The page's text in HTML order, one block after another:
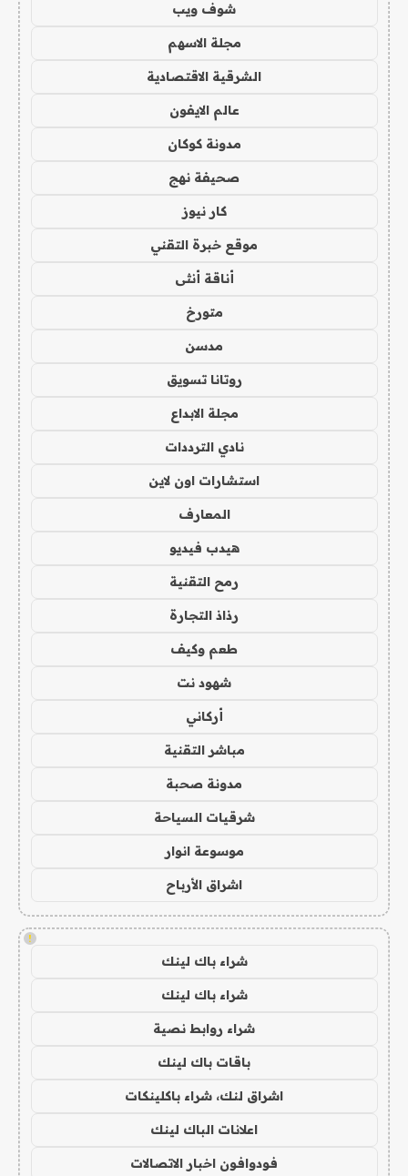
شوف ويب
مجلة الاسهم
الشرقية الاقتصادية
عالم الايفون
مدونة كوكان
صحيفة نهج
كار نيوز
موقع خبرة التقني
أناقة أنثى
متورخ
مدسن
روتانا تسويق
مجلة الابداع
نادي الترددات
استشارات اون لاين
المعارف
هيدب فيديو
رمح التقنية
رذاذ التجارة
طعم وكيف
شهود نت
أركاني
مباشر التقنية
مدونة صحبة
شرقيات السياحة
موسوعة انوار
اشراق الأرباح
!
شراء باك لينك
شراء باك لينك
شراء روابط نصية
باقات باك لينك
اشراق لنك، شراء باكلينكات
اعلانات الباك لينك
فودوافون اخبار الاتصالات